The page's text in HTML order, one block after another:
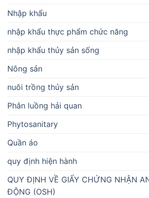
Nhập khẩu
nhập khẩu thực phẩm chức năng
nhập khẩu thủy sản sống
Nông sản
nuôi trồng thủy sản
Phân luồng hải quan
Phytosanitary
Quần áo
quy định hiện hành
QUY ĐỊNH VỀ GIẤY CHỨNG NHẬN
ĐỘNG (OSH)